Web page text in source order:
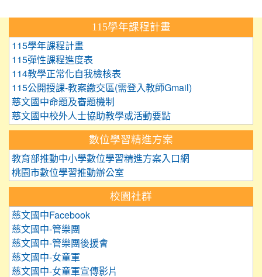
115學年課程計畫
115學年課程計畫
115彈性課程進度表
114教學正常化自我檢核表
115公開授課-教案繳交區(需登入教師Gmail)
慈文國中命題及審題機制
慈文國中校外人士協助教學或活動要點
數位學習精進方案
教育部推動中小學數位學習精進方案入口網
桃園市數位學習推動辦公室
校園社群
慈文國中Facebook
慈文國中-管樂團
慈文國中-管樂團後援會
慈文國中-女童軍
慈文國中-女童軍宣傳影片